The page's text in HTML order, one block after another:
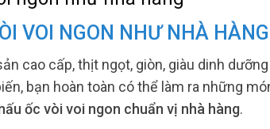
VOI NGON NHƯ NHÀ HÀNG
cao cấp, thịt ngọt, giòn, giàu dinh
bạn hoàn toàn có thể làm ra những
ốc vòi voi ngon chuẩn vị nhà hàng.